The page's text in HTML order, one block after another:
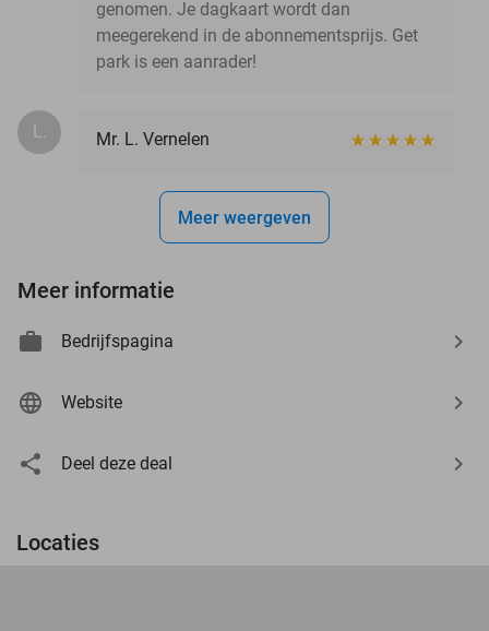
genomen. Je dagkaart wordt dan
meegerekend in de abonnementsprijs. Get
park is een aanrader!
L. Mr. L. Vernelen
Meer weergeven
Meer informatie
Bedrijfspagina
Website
Deel deze deal
Locaties